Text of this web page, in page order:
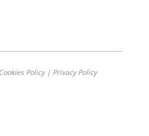
Cookies Policy| Privacy Policy